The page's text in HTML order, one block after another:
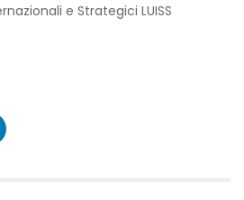
e Strategici LUISS